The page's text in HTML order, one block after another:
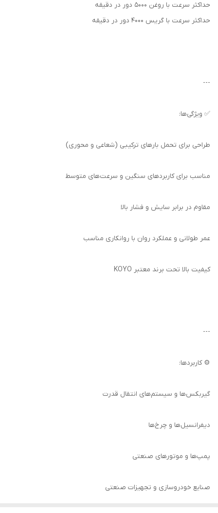
حداکثر سرعت با روغن 5000 دور در دقیقه
حداکثر سرعت با گریس 4000 دور در دقیقه
---
✅ ویژگی‌ها:
طراحی برای تحمل بارهای ترکیبی (شعاعی و محوری)
مناسب برای کاربردهای سنگین و سرعت‌های متوسط
مقاوم در برابر سایش و فشار بالا
عمر طولانی و عملکرد روان با روانکاری مناسب
کیفیت بالا تحت برند معتبر KOYO
---
⚙️ کاربردها:
گیربکس‌ها و سیستم‌های انتقال قدرت
دیفرانسیل‌ها و چرخ‌ها
پمپ‌ها و موتورهای صنعتی
صنایع خودروسازی و تجهیزات صنعتی